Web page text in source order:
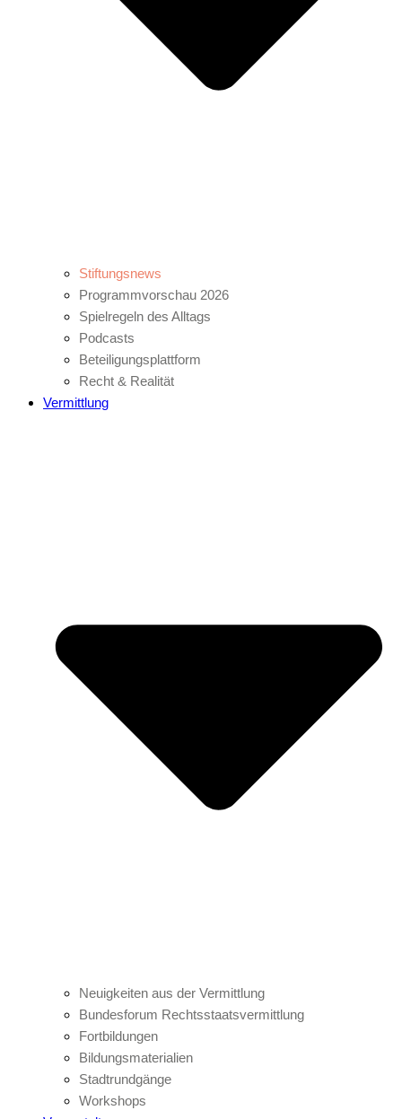
Stiftungsnews
Programmvorschau 2026
Spielregeln des Alltags
Podcasts
Beteiligungsplattform
Recht & Realität
Vermittlung
Neuigkeiten aus der Vermittlung
Bundesforum Rechtsstaatsvermittlung
Fortbildungen
Bildungsmaterialien
Stadtrundgänge
Workshops